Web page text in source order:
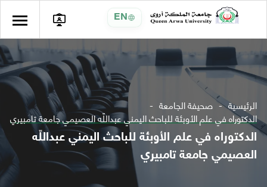
EN
الرئيسية صحيفة الجامعة
الدكتوراه في علم الأوبئة للباحث اليمني عبداللّه العصيمي جامعة تامبيري
الدكتوراه في علم الأوبئة للباحث اليمني عبداللّه
العصيمي جامعة تامبيري